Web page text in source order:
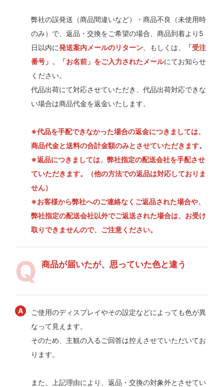
弊社の誤発送（商品間違いなど）・商品不良（未使用時
のみ）で、返品・交換をご希望の場合、商品到着より5
日以内に発送案内メールのリターン 、もしくは、
「受注
番号」、「お名前」をご入力されたメールにてお知らせ
ください。
代品出荷にて対応させていただき、代品出荷対応できな
い場合は商品代金を返金いたします。
※代品を手配できなかった場合の返金につきましては、
商品代金と送料の合計金額のみとさせていただきます。
※返品につきましては、弊社指定の配送会社を手配させ
ていただきます。（他の方法での返品は対応しておりま
せん）
※お客様から弊社へのご連絡なくご返品された場合や、
弊社指定の配送会社以外でご返送された場合は、お受け
取りできませんので、ご注意ください。
商品が届いたが、思っていた色と違う
ご使用のディスプレイやその設定などによっても色が異
なって見えます。
そのため、主観の入るご回答は控えさせていただいてお
ります。
また、上記理由により、返品・交換の対象外とさせてい